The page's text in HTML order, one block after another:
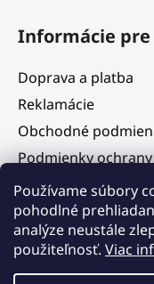
Používame súbory
pohodlné
analýze neustále
použiteľnosť. Viac
Informácie pre
Doprava a platba
Reklamácie
Obchodné
Podmienky
Služby
Hodnotenie
Blog